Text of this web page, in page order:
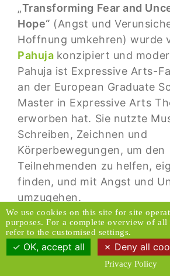
„Transforming Fear and
Hope“ (Angst und
Hoffnung umkehren) wurde
Pahuja konzipiert und
Pahuja ist Expressive Arts-
an der European Graduate
Master in Expressive Arts
erworben hat. Sie nutzte
Schreiben, Zeichnen und
Körperbewegungen, um den
Teilnehmenden zu helfen,
finden, und mit Angst und
umzugehen.
We use cookies on this site for site
purposes. For a complete overview of all
refer to the customised settings.
OK, accept all Deny all
Privacy Policy